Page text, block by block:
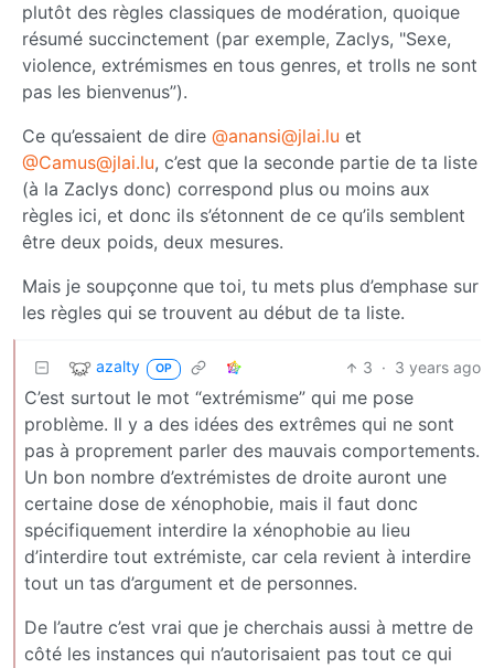
plutôt des règles classiques de modération, quoique
résumé succinctement (par exemple, Zaclys, "Sexe,
violence, extrémismes en tous genres, et trolls ne sont
pas les bienvenus”).
Ce qu’essaient de dire @anansi@jlai.lu et
@Camus@jlai.lu, c’est que la seconde partie de ta liste
(à la Zaclys donc) correspond plus ou moins aux
règles ici, et donc ils s’étonnent de ce qu’ils semblent
être deux poids, deux mesures.
Mais je soupçonne que toi, tu mets plus d’emphase sur
les règles qui se trouvent au début de ta liste.
azalty OP 3 · 3 years ago
C’est surtout le mot “extrémisme” qui me pose
problème. Il y a des idées des extrêmes qui ne sont
pas à proprement parler des mauvais comportements.
Un bon nombre d’extrémistes de droite auront une
certaine dose de xénophobie, mais il faut donc
spécifiquement interdire la xénophobie au lieu
d’interdire tout extrémiste, car cela revient à interdire
tout un tas d’argument et de personnes.
De l’autre c’est vrai que je cherchais aussi à mettre de
côté les instances qui n’autorisaient pas tout ce qui